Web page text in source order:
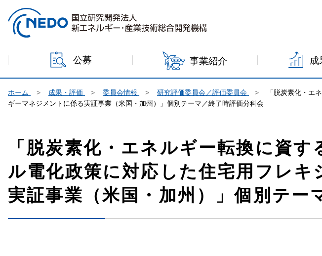
本文へジャンプ
公募 事業紹介 成
ホーム 成果・評価 委員会情報 研究評価委員会／評価委員会
「脱炭素化・エ
ギーマネジメントに係る実証事業（米国・加州）」個別テーマ／終了時評価分科会
「脱炭素化・エネルギー転換に資
ル電化政策に対応した住宅用フレ
実証事業（米国・加州）」個別テー